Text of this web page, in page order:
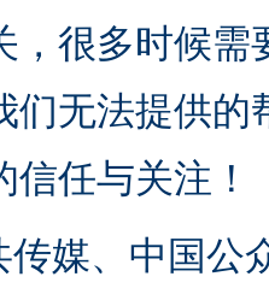
，很多时候
们无法提供
任与关注！
传媒、中国公